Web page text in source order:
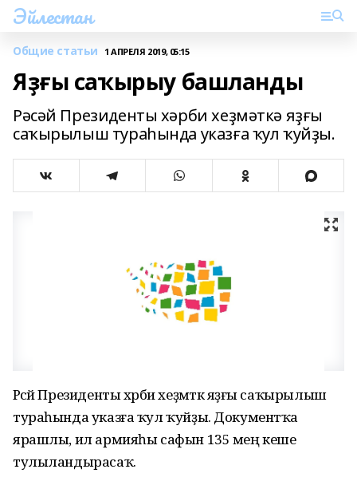
Эйлестан
Общие статьи 1 АПРЕЛЯ 2019, 05:15
Яҙғы саҡырыу башланды
Рәсәй Президенты хәрби хеҙмәткә яҙғы
саҡырылыш тураһында указға ҡул ҡуйҙы.
Рәсәй Президенты хәрби хеҙмәткә яҙғы саҡырылыш
тураһында указға ҡул ҡуйҙы. Документҡа
ярашлы, ил армияһы сафын 135 мең кеше
тулыландырасаҡ.